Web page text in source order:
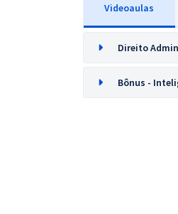
Videoaulas
Direito
Bônus -